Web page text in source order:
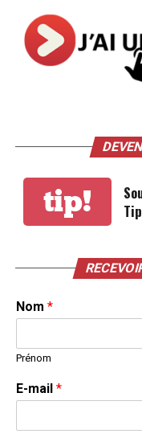
tip!
Nom *
Prénom
E-mail *